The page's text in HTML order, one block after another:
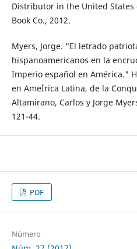
Distributor in the United States
Book Co., 2012.
Myers, Jorge. "El letrado
hispanoamericanos en la
Imperio español en América."
en AmeÌrica Latina, de la
Altamirano, Carlos y Jorge
121-44.
PDF
Número